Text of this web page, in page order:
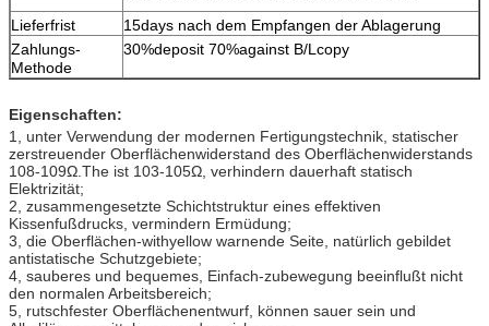
Lieferfrist
15days nach dem Empfangen der Ablagerung
Zahlungs-
Methode
30%deposit 70%against B/Lcopy
Eigenschaften:
1, unter Verwendung der modernen Fertigungstechnik, statischer
zerstreuender Oberflächenwiderstand des Oberflächenwiderstands
108-109Ω.The ist 103-105Ω, verhindern dauerhaft statisch
Elektrizität;
2, zusammengesetzte Schichtstruktur eines effektiven
Kissenfußdrucks, vermindern Ermüdung;
3, die Oberflächen-withyellow warnende Seite, natürlich gebildet
antistatische Schutzgebiete;
4, sauberes und bequemes, Einfach-zubewegung beeinflußt nicht
den normalen Arbeitsbereich;
5, rutschfester Oberflächenentwurf, können sauer sein und